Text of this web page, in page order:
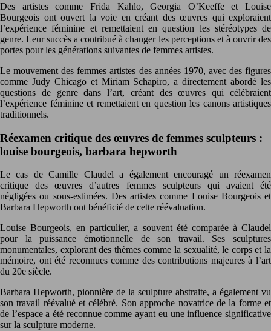
Des artistes comme Frida Kahlo, Georgia O’Keeffe et Louise
Bourgeois ont ouvert la voie en créant des œuvres qui exploraient
l’expérience féminine et remettaient en question les stéréotypes de
genre. Leur succès a contribué à changer les perceptions et à ouvrir des
portes pour les générations suivantes de femmes artistes.
Le mouvement des femmes artistes des années 1970, avec des figures
comme Judy Chicago et Miriam Schapiro, a directement abordé les
questions de genre dans l’art, créant des œuvres qui célébraient
l’expérience féminine et remettaient en question les canons artistiques
traditionnels.
Réexamen critique des œuvres de femmes sculpteurs :
louise bourgeois, barbara hepworth
Le cas de Camille Claudel a également encouragé un réexamen
critique des œuvres d’autres femmes sculpteurs qui avaient été
négligées ou sous-estimées. Des artistes comme Louise Bourgeois et
Barbara Hepworth ont bénéficié de cette réévaluation.
Louise Bourgeois, en particulier, a souvent été comparée à Claudel
pour la puissance émotionnelle de son travail. Ses sculptures
monumentales, explorant des thèmes comme la sexualité, le corps et la
mémoire, ont été reconnues comme des contributions majeures à l’art
du 20e siècle.
Barbara Hepworth, pionnière de la sculpture abstraite, a également vu
son travail réévalué et célébré. Son approche novatrice de la forme et
de l’espace a été reconnue comme ayant eu une influence significative
sur la sculpture moderne.